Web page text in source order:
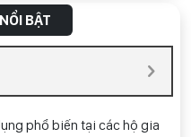
BẬT
phổ biến tại các hộ gia